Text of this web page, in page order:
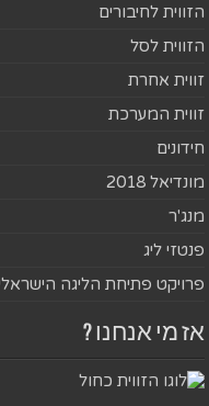
הזווית לחיבורים
הזווית לסל
זווית אחרת
זווית המערכת
חידונים
מונדיאל 2018
מנג'ר
פנטזי ליג
פרויקט פתיחת הליגה
אז מי אנחנו ?